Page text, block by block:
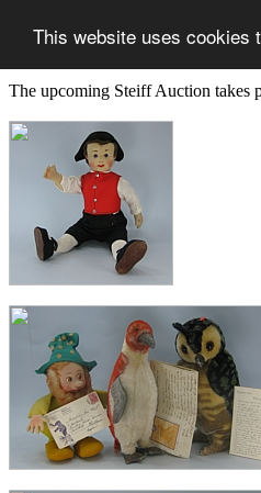
This website uses cookies
The upcoming Steiff Auction takes